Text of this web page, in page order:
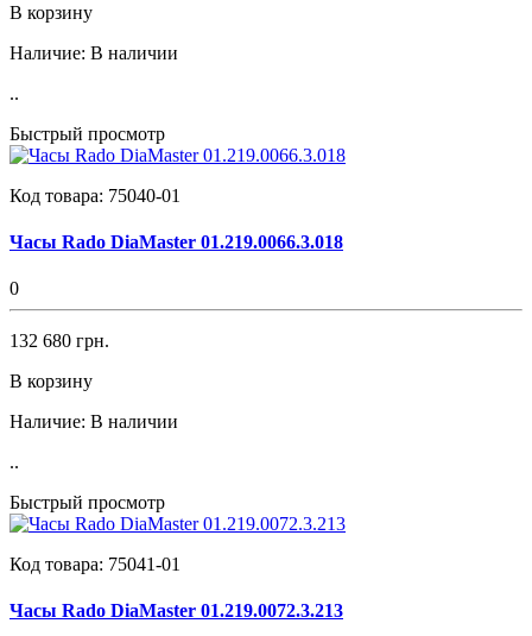
В корзину
Наличие: В наличии
..
Быстрый просмотр
Код товара: 75040-01
Часы Rado DiaMaster 01.219.0066.3.018
0
132 680 грн.
В корзину
Наличие: В наличии
..
Быстрый просмотр
Код товара: 75041-01
Часы Rado DiaMaster 01.219.0072.3.213